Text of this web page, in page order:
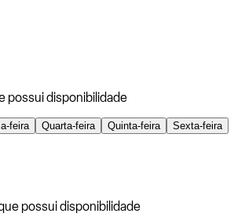
possui disponibilidade
feira Quarta-feira Quinta-feira
Sexta-feira
possui disponibilidade